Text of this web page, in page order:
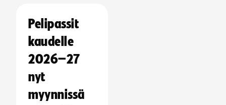
Pelipassit
kaudelle
2026–27
nyt
myynnissä